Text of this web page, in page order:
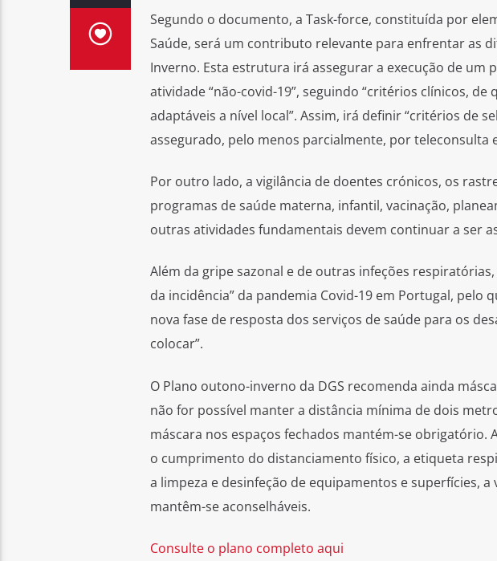
Segundo o documento, a Task-force, constituída por
Saúde, será um contributo relevante para enfrentar as
Inverno. Esta estrutura irá assegurar a execução de um
atividade “não-covid-19”, seguindo “critérios clínicos,
adaptáveis a nível local”. Assim, irá definir “critérios de
assegurado, pelo menos parcialmente, por teleconsulta
Por outro lado, a vigilância de doentes crónicos, os
programas de saúde materna, infantil, vacinação,
outras atividades fundamentais devem continuar a ser
Além da gripe sazonal e de outras infeções
da incidência” da pandemia Covid-19 em Portugal, pelo
nova fase de resposta dos serviços de saúde para os
colocar”.
O Plano outono-inverno da DGS recomenda ainda
não for possível manter a distância mínima de dois
máscara nos espaços fechados mantém-se
o cumprimento do distanciamento físico, a etiqueta
a limpeza e desinfeção de equipamentos e superfícies,
mantêm-se aconselháveis.
Consulte o plano completo aqui